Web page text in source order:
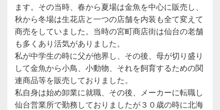
ます。その当時、春から夏場は金魚を中心に販売し、
秋から冬場は生花店と一つの店舗を内装も全て変えて
商売をしていました。当時の宮町商店街は仙台の老舗
も多くあり活気がありました。
私が中学生の時に父が他界し、その後、母が切り盛り
して金魚から小鳥、小動物、それを飼育するための関
連商品等を販売しておりました。
私自身は始め卸業に就職、その後、メーカーに転職し
仙台営業所で勤務しておりましたが３０歳の時に北海